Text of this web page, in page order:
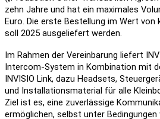
zehn Jahre und hat ein maximales
Euro. Die erste Bestellung im Wert von
soll 2025 ausgeliefert werden.
Im Rahmen der Vereinbarung liefert
Intercom-System in Kombination mit
INVISIO Link, dazu Headsets,
und Installationsmaterial für alle
Ziel ist es, eine zuverlässige
ermöglichen, selbst unter